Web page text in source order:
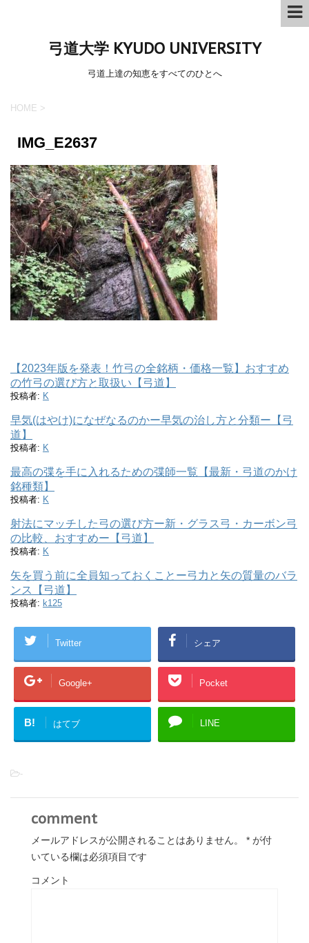
弓道大学 KYUDO UNIVERSITY
弓道上達の知恵をすべてのひとへ
HOME >
IMG_E2637
【2023年版を発表！竹弓の全銘柄・価格一覧】おすすめ
の竹弓の選び方と取扱い【弓道】
投稿者: K
早気(はやけ)になぜなるのかー早気の治し方と分類ー【弓
道】
投稿者: K
最高の弽を手に入れるための弽師一覧【最新・弓道のかけ
銘種類】
投稿者: K
射法にマッチした弓の選び方ー新・グラス弓・カーボン弓
の比較、おすすめー【弓道】
投稿者: K
矢を買う前に全員知っておくことー弓力と矢の質量のバラ
ンス【弓道】
投稿者: k125
Twitter シェア
Google+ Pocket
B! はてブ LINE
-
comment
メールアドレスが公開されることはありません。 * が付
いている欄は必須項目です
コメント